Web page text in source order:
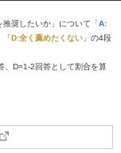
奨したいか」について「A:
「D:全く薦めたくない 」の4段
D=1-2回答として割合を算